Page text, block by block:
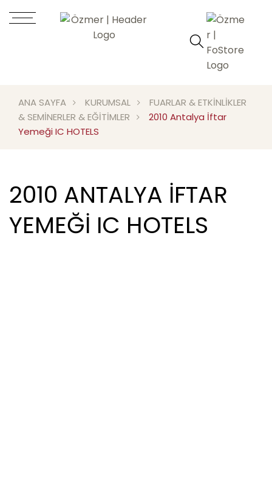
ANA SAYFA KURUMSAL
FUARLAR & ETKİNLİKLER
& SEMİNERLER & EĞİTİMLER
2010 Antalya İftar
Yemeği IC HOTELS
2010 ANTALYA İFTAR
YEMEĞI IC HOTELS